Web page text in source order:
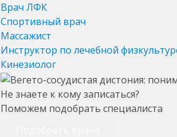
Врач ЛФК
Спортивный врач
Массажист
Инструктор по лечебной
Кинезиолог
Не знаете к кому записаться?
Поможем подобрать специалиста